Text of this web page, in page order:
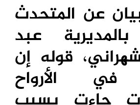
عن المتحدث
عبد
قوله إن
في الأرواح